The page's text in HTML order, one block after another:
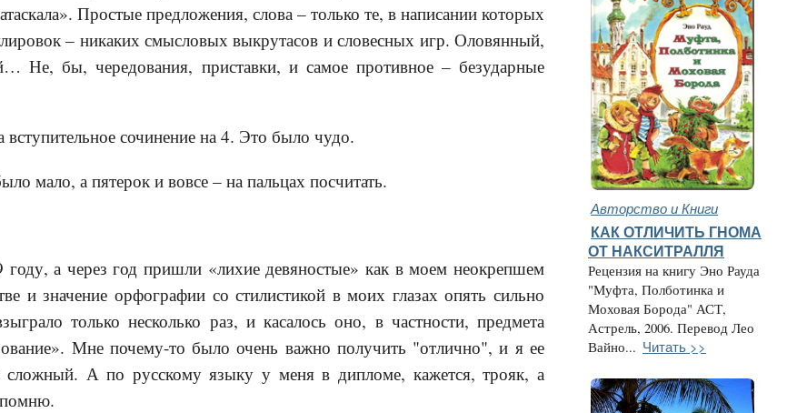
Простые предложения, слова – только те, в написании которых
– никаких смысловых выкрутасов и словесных игр. Оловянный,
Не, бы, чередования, приставки, и самое противное – безударные
вступительное сочинение на 4. Это было чудо.
мало, а пятерок и вовсе – на пальцах посчитать.
а через год пришли «лихие девяностые» как в моем неокрепшем
и значение орфографии со стилистикой в моих глазах опять сильно
только несколько раз, и касалось оно, в частности, предмета
Мне почему-то было очень важно получить "отлично", и я ее
А по русскому языку у меня в дипломе, кажется, трояк, а
Авторство и Книги
КАК ОТЛИЧИТЬ ГНОМА
ОТ НАКСИТРАЛЛЯ
Рецензия на книгу Эно Рауда
"Муфта, Полботинка и
Моховая Борода" АСТ,
Астрель, 2006. Перевод Лео
Вайно... Читать >>